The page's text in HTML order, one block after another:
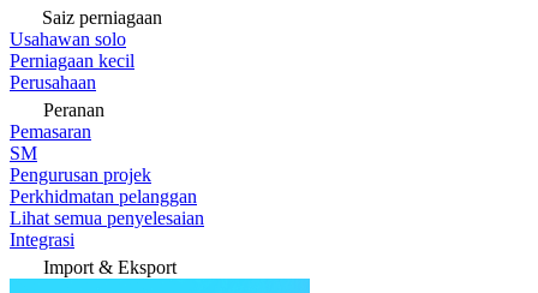
Saiz perniagaan
Usahawan solo
Perniagaan kecil
Perusahaan
Peranan
Pemasaran
SM
Pengurusan projek
Perkhidmatan pelanggan
Lihat semua penyelesaian
Integrasi
Import & Eksport